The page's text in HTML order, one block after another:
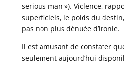
serious man »). Violence,
superficiels, le poids du
pas non plus dénuée d’ironie.
Il est amusant de constater
seulement aujourd’hui